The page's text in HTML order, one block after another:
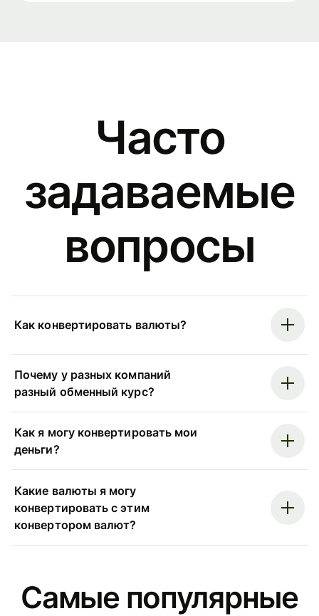
Часто
задаваемые
вопросы
Как конвертировать валюты?
Почему у разных компаний
разный обменный курс?
Как я могу конвертировать мои
деньги?
Какие валюты я могу
конвертировать с этим
конвертором валют?
Самые популярные